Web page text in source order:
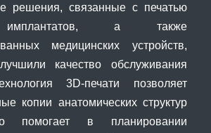
решения, связанные с печатью
имплантатов, а также
медицинских устройств,
качество обслуживания
3D-печати позволяет
копии анатомических структур
помогает в планировании